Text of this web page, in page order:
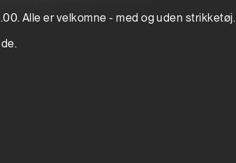
Alle er velkomne - med og uden strikketøj.